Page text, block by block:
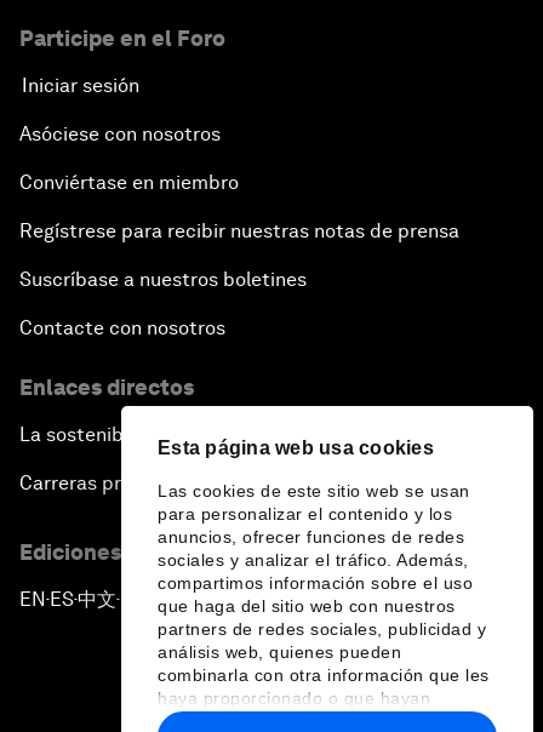
Esta página web usa cookies
Las cookies de este sitio web se usan
para personalizar el contenido y los
anuncios, ofrecer funciones de redes
sociales y analizar el tráfico. Además,
compartimos información sobre el uso
que haga del sitio web con nuestros
partners de redes sociales, publicidad y
análisis web, quienes pueden
combinarla con otra información que les
haya proporcionado o que hayan
recopilado a partir del uso que haya
Participe en el Foro
Iniciar sesión
Asóciese con nosotros
Conviértase en miembro
Regístrese para recibir nuestras notas de prensa
Suscríbase a nuestros boletines
Contacte con nosotros
Enlaces directos
La sostenibilidad en el Foro
Carreras profesionales
Ediciones en otros idiomas
EN ▪ES▪中文▪ 日本語